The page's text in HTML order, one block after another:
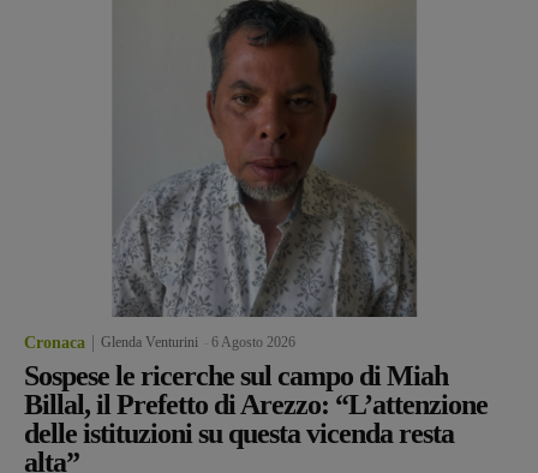
Cronaca Glenda Venturini 6 Agosto 2026
Sospese le ricerche sul campo di Miah
Billal, il Prefetto di Arezzo: “L’attenzione
delle istituzioni su questa vicenda resta
alta”